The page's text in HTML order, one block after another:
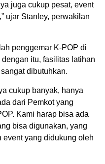
juga cukup pesat, event
ujar Stanley, perwakilan
penggemar K-POP di
itu, fasilitas latihan
dibutuhkan.
cukup banyak, hanya
dari Pemkot yang
Kami harap bisa ada
bisa digunakan, yang
event yang didukung oleh